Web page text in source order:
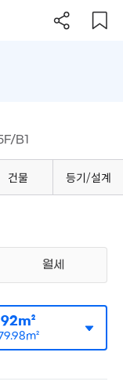
원
80m²
7.52억
B1
건물 등기/설계
월세
92m²